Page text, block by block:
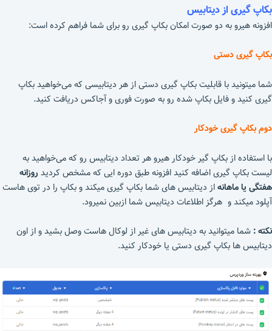
بکاپ گیری از دیتابیس
افزونه هیرو به دو صورت امکان بکاپ گیری رو برای شما فراهم کرده است:
بکاپ گیری دستی
شما میتونید با قابلیت بکاپ گیری دستی از هر دیتابیسی که می‌خواهید بکاپ
گیری کنید و فایل بکاپ شده رو به صورت فوری و آجاکس دریافت کنید.
دوم بکاپ گیری خودکار
با استفاده از بکاپ گیر خودکار هیرو هر تعداد دیتابیس رو که می‌خواهید به
لیست بکاپ گیری اضافه کنید افزونه طبق دوره ایی که مشخص کردیدروزانه
هفتگی یا ماهانهاز دیتابیس های شما بکاپ گیری میکند و بکاپ را در توی هاست
آپلود میکند و هرگز اطلاعات دیتابیس شما ازبین نمیرود.
نکته : شما میتوانید به دیتابیس های غیر از لوکال هاست وصل بشید و از اون
دیتابیس ها بکاپ گیری دستی یا خودکار کنید.